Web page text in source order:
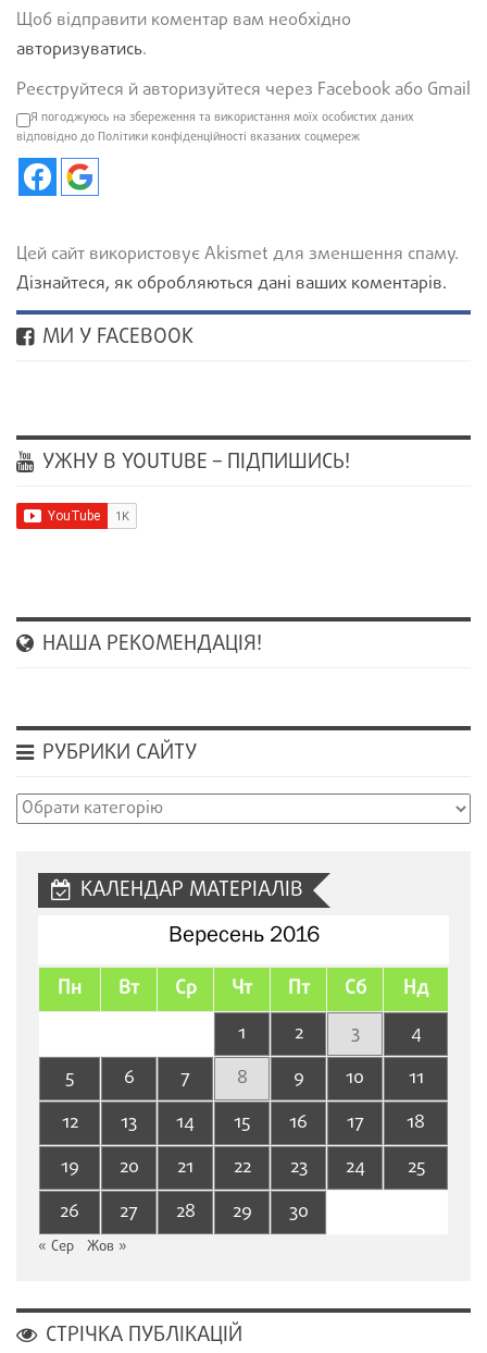
Щоб відправити коментар вам необхідно
авторизуватись.
Реєструйтеся й авторизуйтеся через Facebook або Gmail
Я погоджуюсь на збереження та використання моїх особистих даних
відповідно до Політики конфіденційності вказаних соцмереж
Цей сайт використовує Akismet для зменшення спаму.
Дізнайтеся, як обробляються дані ваших коментарів.
МИ У FACEBOOK
УЖНУ В YOUTUBE – ПІДПИШИСЬ!
НАША РЕКОМЕНДАЦІЯ!
РУБРИКИ САЙТУ
Рубрики
КАЛЕНДАР МАТЕРІАЛІВ
Вересень 2016
Пн Вт Ср Чт Пт Сб Нд
1 2 3
4
5
6 7 8 9 10
11
12
13 14 15 16 17
18
19
20 21 22 23 24
25
26
27 28 29 30
« Сер Жов »
СТРІЧКА ПУБЛІКАЦІЙ